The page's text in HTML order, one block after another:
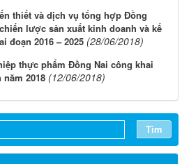
thiết và dịch vụ tổng hợp Đồng
lược sản xuất kinh doanh và kế
đoạn 2016 – 2025 (28/06/2018)
thực phẩm Đồng Nai công khai
2018 (12/06/2018)
Tìm
09/8/2026
02/8/2026
26/7/2026